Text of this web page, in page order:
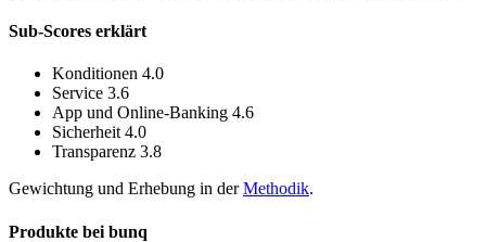
Sub-Scores erklärt
Konditionen 4.0
Service 3.6
App und Online-Banking 4.6
Sicherheit 4.0
Transparenz 3.8
Gewichtung und Erhebung in derMethodik.
Produkte bei bunq